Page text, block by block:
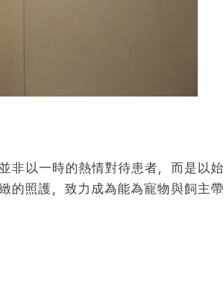
並非以一時的熱情對待患者，而是以始
的照護，致力成為能為寵物與飼主帶